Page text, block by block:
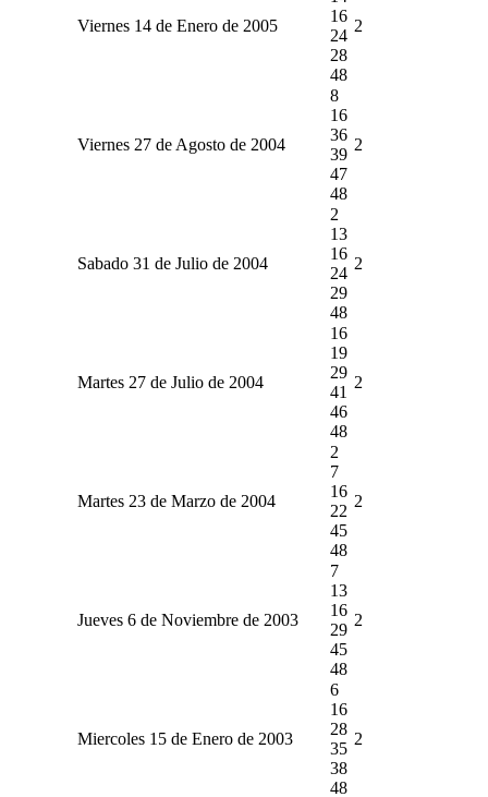
Viernes 14 de Enero de 2005
16
24
28
48
2
Viernes 27 de Agosto de 2004
8
16
36
39
47
48
2
Sabado 31 de Julio de 2004
2
13
16
24
29
48
2
Martes 27 de Julio de 2004
16
19
29
41
46
48
2
Martes 23 de Marzo de 2004
2
7
16
22
45
48
2
Jueves 6 de Noviembre de 2003
7
13
16
29
45
48
2
Miercoles 15 de Enero de 2003
6
16
28
35
38
48
2